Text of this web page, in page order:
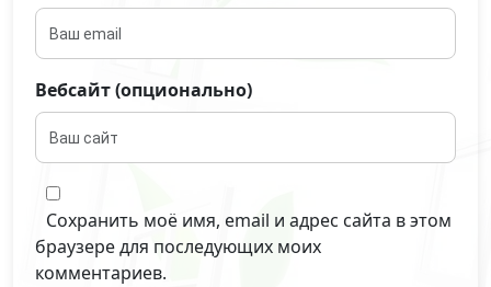
Вебсайт (опционально)
Сохранить моё имя, email и адрес сайта в этом
браузере для последующих моих
комментариев.